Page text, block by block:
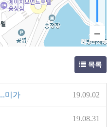
목록
미가 19.09.02
19.08.31